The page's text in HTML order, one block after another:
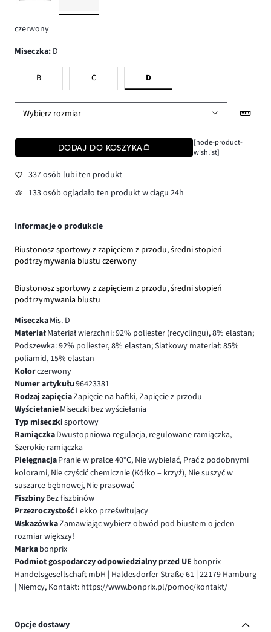
czerwony
Miseczka: D
B C D
Wybierz rozmiar
DODAJ DO KOSZYKA
[node-product-
wishlist]
337 osób lubi ten produkt
133 osób oglądało ten produkt w ciągu 24h
Informacje o produkcie
Biustonosz sportowy z zapięciem z przodu, średni stopień
podtrzymywania biustu czerwony
Biustonosz sportowy z zapięciem z przodu, średni stopień
podtrzymywania biustu
MiseczkaMis. D
MateriałMateriał wierzchni: 92% poliester (recyclingu), 8% elastan;
Podszewka: 92% poliester, 8% elastan; Siatkowy materiał: 85%
poliamid, 15% elastan
Kolorczerwony
Numer artykułu96423381
Rodzaj zapięciaZapięcie na haftki, Zapięcie z przodu
WyściełanieMiseczki bez wyściełania
Typ miseczkisportowy
RamiączkaDwustopniowa regulacja, regulowane ramiączka,
Szerokie ramiączka
PielęgnacjaPranie w pralce 40°C, Nie wybielać, Prać z podobnymi
kolorami, Nie czyścić chemicznie (Kółko – krzyż), Nie suszyć w
suszarce bębnowej, Nie prasować
FiszbinyBez fiszbinów
PrzezroczystośćLekko prześwitujący
WskazówkaZamawiając wybierz obwód pod biustem o jeden
rozmiar większy!
Markabonprix
Podmiot gospodarczy odpowiedzialny przed UE bonprix
Handelsgesellschaft mbH | Haldesdorfer Straße 61 | 22179 Hamburg
| Niemcy, Kontakt: https://www.bonprix.pl/pomoc/kontakt/
Opcje dostawy